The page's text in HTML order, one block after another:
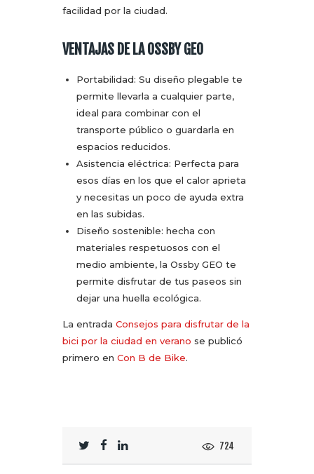
facilidad por la ciudad.
VENTAJAS DE LA OSSBY GEO
Portabilidad: Su diseño plegable te
permite llevarla a cualquier parte,
ideal para combinar con el
transporte público o guardarla en
espacios reducidos.
Asistencia eléctrica: Perfecta para
esos días en los que el calor aprieta
y necesitas un poco de ayuda extra
en las subidas.
Diseño sostenible: hecha con
materiales respetuosos con el
medio ambiente, la Ossby GEO te
permite disfrutar de tus paseos sin
dejar una huella ecológica.
La entrada Consejos para disfrutar de la
bici por la ciudad en verano se publicó
primero en Con B de Bike.
724